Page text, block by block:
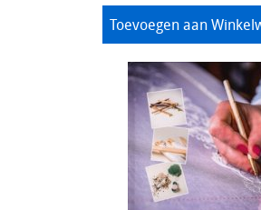
Toevoegen aan